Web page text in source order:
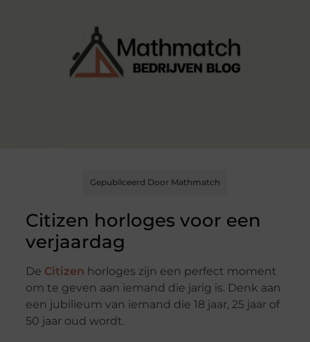
Gepubliceerd Door Mathmatch
Citizen horloges voor een
verjaardag
De Citizen horloges zijn een perfect moment
om te geven aan iemand die jarig is. Denk aan
een jubilieum van iemand die 18 jaar, 25 jaar of
50 jaar oud wordt.